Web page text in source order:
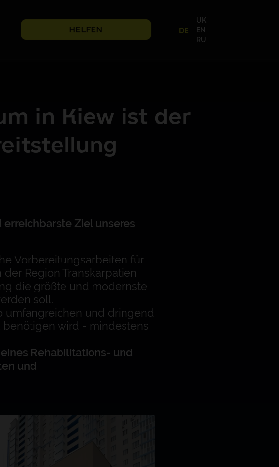
HELFEN DE
UK
EN
RU
in Kiew ist der
Ziel unseres
Vorbereitungsarbeiten für
Region Transkarpatien
die größte und modernste
soll.
umfangreichen und dringend
wird - mindestens
Rehabilitations- und
und